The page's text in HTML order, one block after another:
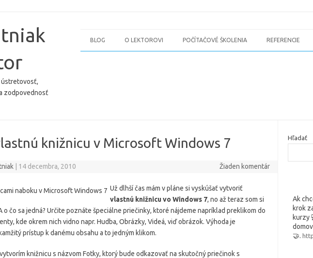
ústretovosť,
zodpovednosť
BLOG O LEKTOROVI POČÍTAČOVÉ ŠKOLENIA REFERENCIE
knižnicu v Microsoft Windows 7
14 decembra, 2010 Žiaden komentár
Už dlhší čas mám v pláne si vyskúšať vytvoriť
vlastnú knižnicu vo Windows 7, no až teraz som si
o čo sa jedná? Určite poznáte špeciálne priečinky, ktoré nájdeme napríklad preklikom do
kde okrem nich vidno napr. Hudba, Obrázky, Videá, viď obrázok. Výhoda je
prístup k danému obsahu a to jedným klikom.
knižnicu s názvom Fotky, ktorý bude odkazovať na skutočný priečinok s
Hľadať
Ak
krok
kurzy
🤝.